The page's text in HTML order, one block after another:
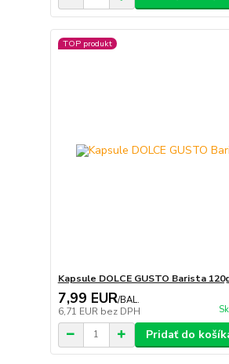
TOP produkt
Kapsule DOLCE GUSTO Barista
7,99 EUR/BAL.
6,71 EUR bez DPH
Pridať do